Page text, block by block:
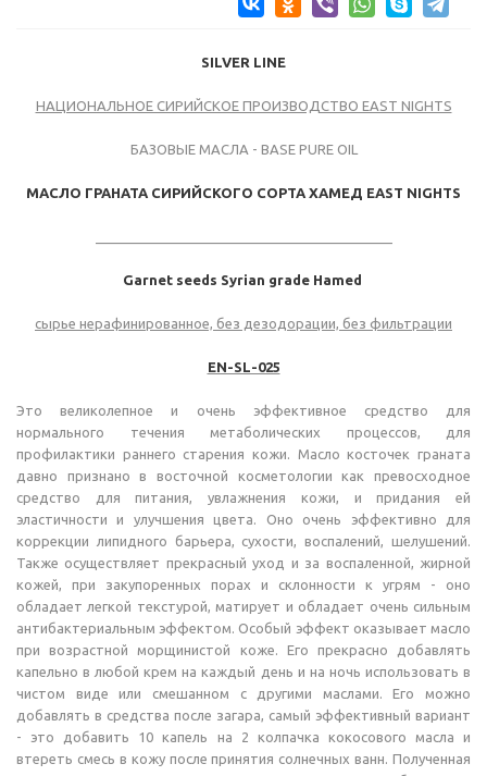
SILVER LINE
НАЦИОНАЛЬНОЕ СИРИЙСКОЕ ПРОИЗВОДСТВО EAST NIGHTS
БАЗОВЫЕ МАСЛА - BASE PURE OIL
МАСЛО ГРАНАТА СИРИЙСКОГО СОРТА ХАМЕД EAST NIGHTS
Garnet seeds Syrian grade Hamed
сырье нерафинированное, без дезодорации, без фильтрации
EN-SL-025
Это великолепное и очень эффективное средство для
нормального течения метаболических процессов, для
профилактики раннего старения кожи. Масло косточек граната
давно признано в восточной косметологии как превосходное
средство для питания, увлажнения кожи, и придания ей
эластичности и улучшения цвета. Оно очень эффективно для
коррекции липидного барьера, сухости, воспалений, шелушений.
Также осуществляет прекрасный уход и за воспаленной, жирной
кожей, при закупоренных порах и склонности к угрям - оно
обладает легкой текстурой, матирует и обладает очень сильным
антибактериальным эффектом. Особый эффект оказывает масло
при возрастной морщинистой коже. Его прекрасно добавлять
капельно в любой крем на каждый день и на ночь использовать в
чистом виде или смешанном с другими маслами. Его можно
добавлять в средства после загара, самый эффективный вариант
- это добавить 10 капель на 2 колпачка кокосового масла и
втереть смесь в кожу после принятия солнечных ванн. Полученная